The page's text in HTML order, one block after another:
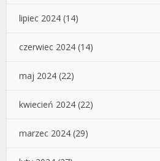
lipiec 2024 (14)
czerwiec 2024 (14)
maj 2024 (22)
kwiecień 2024 (22)
marzec 2024 (29)